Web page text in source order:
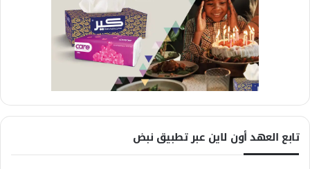
تابع العهد أون لاين عبر تطبيق نبض